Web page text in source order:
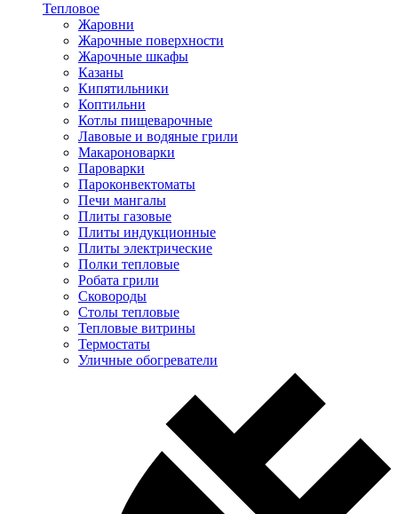
Тепловое
Жаровни
Жарочные поверхности
Жарочные шкафы
Казаны
Кипятильники
Коптильни
Котлы пищеварочные
Лавовые и водяные грили
Макароноварки
Пароварки
Пароконвектоматы
Печи мангалы
Плиты газовые
Плиты индукционные
Плиты электрические
Полки тепловые
Робата грили
Сковороды
Столы тепловые
Тепловые витрины
Термостаты
Уличные обогреватели